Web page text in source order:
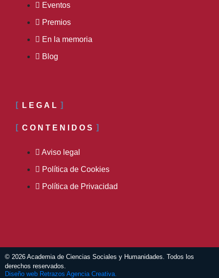
Eventos
Premios
En la memoria
Blog
LEGAL
CONTENIDOS
Aviso legal
Política de Cookies
Política de Privacidad
© 2026 Academia de Ciencias Sociales y Humanidades. Todos los
derechos reservados.
Diseño web Retrazos Agencia Creativa.